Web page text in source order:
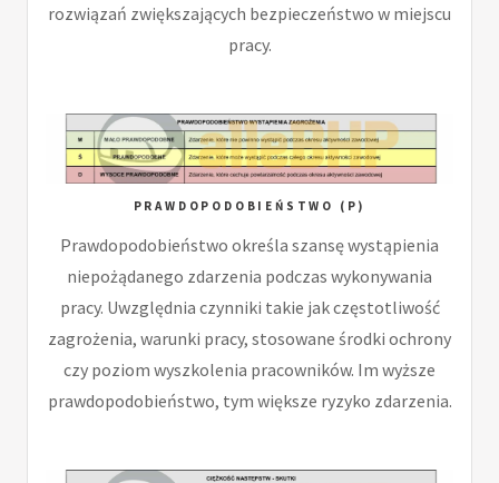
rozwiązań zwiększających bezpieczeństwo w miejscu
pracy.
PRAWDOPODOBIEŃSTWO (P)
Prawdopodobieństwo określa szansę wystąpienia
niepożądanego zdarzenia podczas wykonywania
pracy. Uwzględnia czynniki takie jak częstotliwość
zagrożenia, warunki pracy, stosowane środki ochrony
czy poziom wyszkolenia pracowników. Im wyższe
prawdopodobieństwo, tym większe ryzyko zdarzenia.